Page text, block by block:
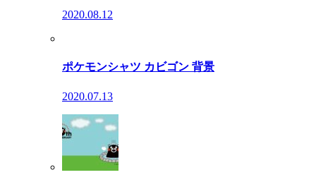
2020.08.12
ポケモンシャツ カビゴン 背景
2020.07.13